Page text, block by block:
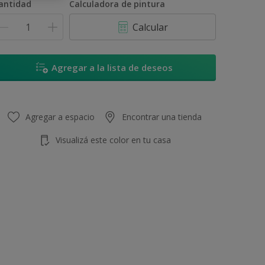
Calculadora de pintura
Calcular
Agregar a la lista de deseos
Agregar a espacio Encontrar una tienda
Visualizá este color en tu casa